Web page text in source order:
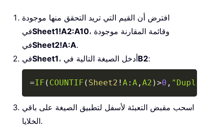
افترض أن القيم التي تريد التحقق منها موجودة
فيSheet1!A2:A10، وقائمة المقارنة موجودة
فيSheet2!A:A.
فيSheet1 ، أدخل الصيغة التالية فيB2:
=IF ( COUNTIF ( Sheet2 ! A: A , A2 )>0 ,
Copy
اسحب مقبض التعبئة لأسفل لتطبيق الصيغة على باقي
الخلايا.